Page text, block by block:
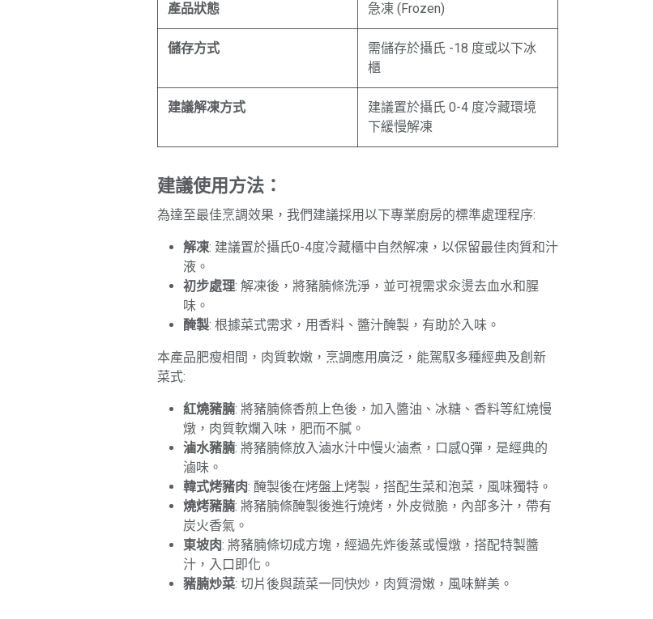
產品狀態 急凍 (Frozen)
儲存方式
需儲存於攝氏 -18 度或以下冰
櫃
建議解凍方式
建議置於攝氏 0-4 度冷藏環境
下緩慢解凍
建議使用方法：
為達至最佳烹調效果，我們建議採用以下專業廚房的標準處理程序:
解凍: 建議置於攝氏0-4度冷藏櫃中自然解凍，以保留最佳肉質和汁
液。
初步處理: 解凍後，將豬腩條洗淨，並可視需求汆燙去血水和腥
味。
醃製: 根據菜式需求，用香料、醬汁醃製，有助於入味。
本產品肥瘦相間，肉質軟嫩，烹調應用廣泛，能駕馭多種經典及創新
菜式:
紅燒豬腩: 將豬腩條香煎上色後，加入醬油、冰糖、香料等紅燒慢
燉，肉質軟爛入味，肥而不膩。
滷水豬腩: 將豬腩條放入滷水汁中慢火滷煮，口感Q彈，是經典的
滷味。
韓式烤豬肉: 醃製後在烤盤上烤製，搭配生菜和泡菜，風味獨特。
燒烤豬腩: 將豬腩條醃製後進行燒烤，外皮微脆，內部多汁，帶有
炭火香氣。
東坡肉: 將豬腩條切成方塊，經過先炸後蒸或慢燉，搭配特製醬
汁，入口即化。
豬腩炒菜: 切片後與蔬菜一同快炒，肉質滑嫩，風味鮮美。